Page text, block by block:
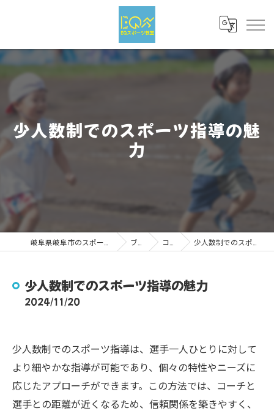
少人数制でのスポーツ指導の魅
力
ブログ コラム 少人数制でのスポーツ指導の魅力
少人数制でのスポーツ指導の魅力
2024/11/20
少人数制でのスポーツ指導は、選手一人ひとりに対して
より細やかな指導が可能であり、個々の特性やニーズに
応じたアプローチができます。この方法では、コーチと
選手との距離が近くなるため、信頼関係を築きやすく、